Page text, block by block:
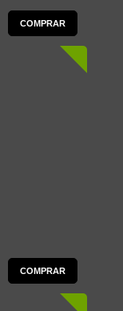
COMPRAR
COMPRAR